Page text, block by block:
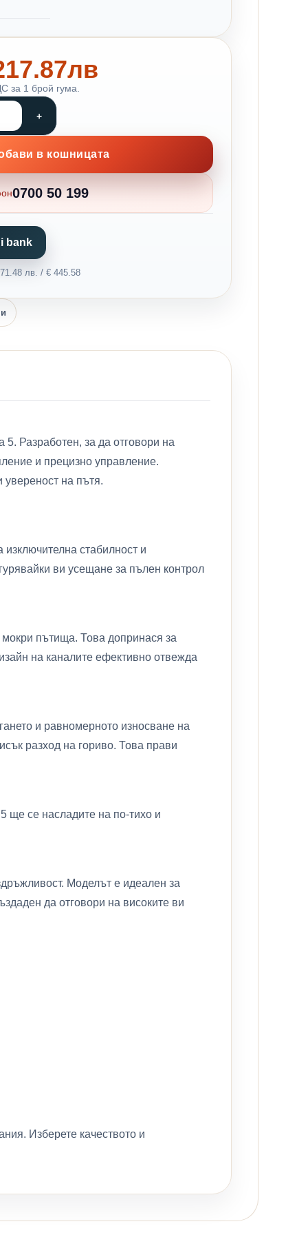
за 1 брой гума.
в кошницата
0700 50 199
bank
лв. / € 445.58
Разработен, за да отговори на
и прецизно управление.
увереност на пътя.
стабилност и
ви усещане за пълен контрол
пътища. Това допринася за
на каналите ефективно отвежда
и равномерното износване на
разход на гориво. Това прави
ще се насладите на по-тихо и
Моделът е идеален за
да отговори на високите ви
Изберете качеството и